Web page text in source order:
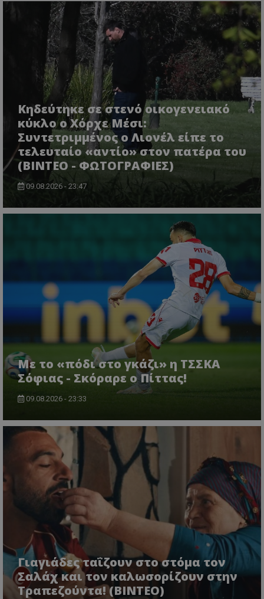
Κηδεύτηκε σε στενό οικογενειακό
κύκλο ο Χόρχε Μέσι:
Συντετριμμένος ο Λιονέλ είπε το
τελευταίο «αντίο» στον πατέρα του
(ΒΙΝΤΕΟ - ΦΩΤΟΓΡΑΦΙΕΣ)
09.08.2026 - 23:47
Με το «πόδι στο γκάζι» η ΤΣΣΚΑ
Σόφιας - Σκόραρε ο Πίττας!
09.08.2026 - 23:33
Γιαγιάδες ταΐζουν στο στόμα τον
Σαλάχ και τον καλωσορίζουν στην
Τραπεζούντα! (ΒΙΝΤΕΟ)